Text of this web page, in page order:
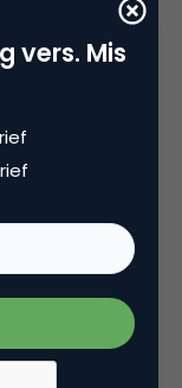
van
in 1128
vers. Mis